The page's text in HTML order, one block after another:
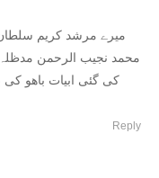
میرے مرشد کریم
محمد نجیب الرحمن
کی گئی ابیات باھو کی
Reply